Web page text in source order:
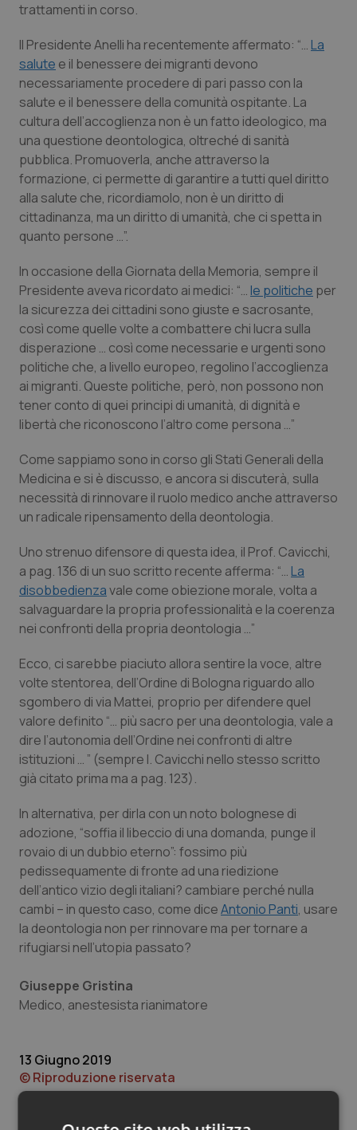
Calabria
Campania
Emilia-Romagna
Friuli Venezia Giulia
Lazio
Liguria
Lombardia
Marche
Molise
Provincia Autonoma di Bolzano
Provincia Autonoma di Trento
Puglia
Sardegna
Toscana
Umbria
Valle D’Aosta
Veneto
Asma & BPCO
Car-T
Colesterolo & coronaropatie
Dermatite Atopica
Diabete & glucometri
Disturbi dell’umore
Dolore
Donna & Salute
Epatiti
Infezioni & Febbre
Ipertensione & Scompenso
Malattie rare
Malattia di Crohn & Rettocolite Ulcerosa
Obesità
Oftalmologia
Oncodermatologia
Oncoematologia
Oncologia & Nutrizione
Psoriasi & pelle
Quotidiano Cardiologia
Quotidiano Chirurgia
Quotidiano Pediatria
trattamenti in corso.
Il Presidente Anelli ha recentemente affermato: “…La
salute e il benessere dei migranti devono
necessariamente procedere di pari passo con la
salute e il benessere della comunità ospitante. La
cultura dell’accoglienza non è un fatto ideologico, ma
una questione deontologica, oltreché di sanità
pubblica. Promuoverla, anche attraverso la
formazione, ci permette di garantire a tutti quel diritto
alla salute che, ricordiamolo, non è un diritto di
cittadinanza, ma un diritto di umanità, che ci spetta in
quanto persone …”.
In occasione della Giornata della Memoria, sempre il
Presidente aveva ricordato ai medici: “…le politiche per
la sicurezza dei cittadini sono giuste e sacrosante,
così come quelle volte a combattere chi lucra sulla
disperazione … così come necessarie e urgenti sono
politiche che, a livello europeo, regolino l’accoglienza
ai migranti. Queste politiche, però, non possono non
tener conto di quei principi di umanità, di dignità e
libertà che riconoscono l’altro come persona …”
Come sappiamo sono in corso gli Stati Generali della
Medicina e si è discusso, e ancora si discuterà, sulla
necessità di rinnovare il ruolo medico anche attraverso
un radicale ripensamento della deontologia.
Uno strenuo difensore di questa idea, il Prof. Cavicchi,
a pag. 136 di un suo scritto recente afferma: “…La
disobbedienzavale come obie­zione morale, volta a
salvaguardare la propria pro­fessionalità e la coerenza
nei confronti della propria deontologia …”
Ecco, ci sarebbe piaciuto allora sentire la voce, altre
volte stentorea, dell’Ordine di Bologna riguardo allo
sgombero di via Mattei, proprio per difendere quel
valore definito “… più sacro per una deontologia, vale a
dire l’autonomia del­l’Ordine nei confronti di altre
istituzioni … ” (sempre I. Cavicchi nello stesso scritto
già citato prima ma a pag. 123).
In alternativa, per dirla con un noto bolognese di
adozione, “soffia il libeccio di una domanda, punge il
rovaio di un dubbio eterno”: fossimo più
pedissequamente di fronte ad una riedizione
dell’antico vizio degli italiani? cambiare perché nulla
cambi – in questo caso, come diceAntonio Panti, usare
la deontologia non per rinnovare ma per tornare a
rifugiarsi nell’utopia passato?
Giuseppe Gristina
Medico, anestesista rianimatore
13 Giugno 2019
© Riproduzione riservata